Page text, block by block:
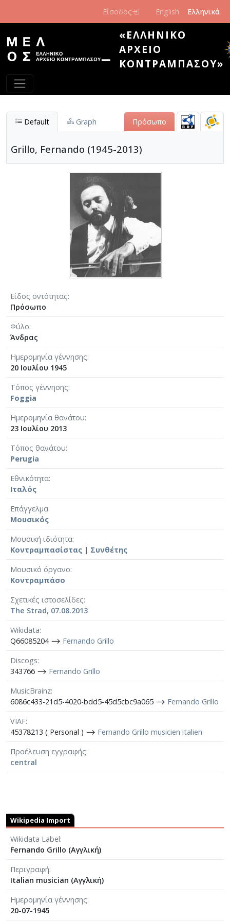
Είσοδος English Ελληνικά
«ΕΛΛΗΝΙΚΌ
ΑΡΧΕΊΟ
ΚΟΝΤΡΑΜΠΆΣΟΥ»
Default Graph Πρόσωπο
Grillo, Fernando (1945-2013)
Είδος οντότητας
Πρόσωπο
Φύλο
Άνδρας
Ημερομηνία γέννησης
20 Ιουλίου 1945
Τόπος γέννησης
Foggia
Ημερομηνία θανάτου
23 Ιουλίου 2013
Τόπος θανάτου
Perugia
Εθνικότητα
Ιταλός
Επάγγελμα
Μουσικός
Μουσική ιδιότητα
Κοντραμπασίστας | Συνθέτης
Μουσικό όργανο
Κοντραμπάσο
Σχετικές ιστοσελίδες
The Strad, 07.08.2013
Wikidata
Q66085204 ⟶ Fernando Grillo
Discogs
343766 ⟶ Fernando Grillo
MusicBrainz
6086c433-21d5-4020-bdd5-45d5cbc9a065 ⟶ Fernando Grillo
VIAF
45378213 ( Personal ) ⟶ Fernando Grillo musicien italien
Προέλευση εγγραφής
central
Wikipedia Import
Wikidata Label
Fernando Grillo (Αγγλική)
Περιγραφή
Italian musician (Αγγλική)
Ημερομηνία γέννησης
20-07-1945